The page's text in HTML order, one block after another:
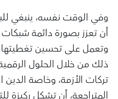
وفي الوقت نفسه، ينبغي
أن تعزز بصورة دائمة شبكات
وتعمل على تحسين تغطيتها
ذلك من خلال الحلول
تركات الأزمة، وخاصة
المتراجعة، أن تشكل ركيزة